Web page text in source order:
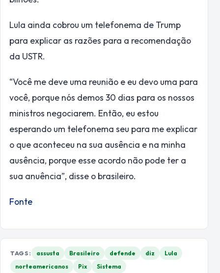
Lula ainda cobrou um telefonema de Trump
para explicar as razões para a recomendação
da USTR.
“Você me deve uma reunião e eu devo uma para
você, porque nós demos 30 dias para os nossos
ministros negociarem. Então, eu estou
esperando um telefonema seu para me explicar
o que aconteceu na sua ausência e na minha
ausência, porque esse acordo não pode ter a
sua anuência”, disse o brasileiro.
Fonte
TAGS: assusta Brasileiro defende diz
Lula
norteamericanos
Pix Sistema